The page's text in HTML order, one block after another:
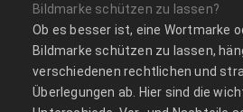
Bildmarke schützen zu lassen?
Ob es besser ist, eine Wortmarke
Bildmarke schützen zu lassen,
verschiedenen rechtlichen und
Überlegungen ab. Hier sind die